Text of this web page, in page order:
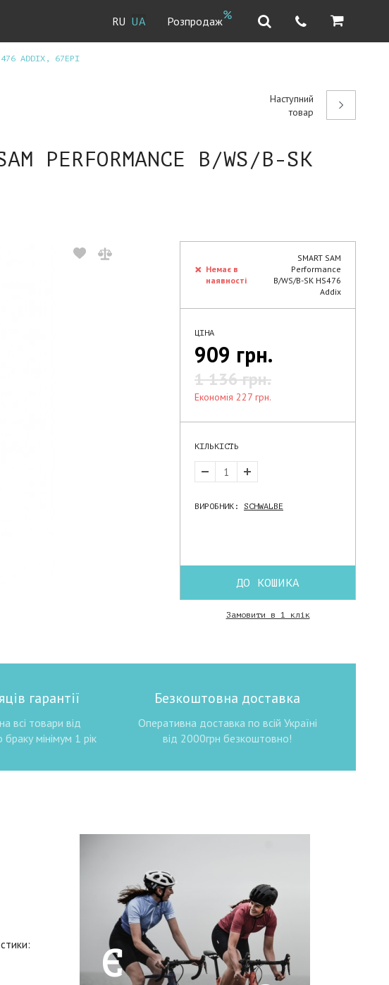
RU UA Розпродаж
ADDIX, 67EPI
Наступний
товар
PERFORMANCE B/WS/B-SK
Немає в
наявності
SMART SAM
Performance
B/WS/B-SK HS476
Addix
ЦІНА
909 грн.
1 136 грн.
економія 227 грн.
КІЛЬКІСТЬ
ВИРОБНИК: SCHWALBE
ДО КОШИКА
Замовити в 1 клік
гарантії
всі товари від
браку мінімум 1 рік
Безкоштовна доставка
Оперативна доставка по всій Україні
від 2000грн безкоштовно!
Є